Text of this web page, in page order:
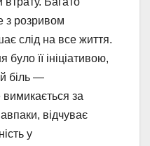
з розривом
слід на все життя.
її ініціативою,
біль —
вимикається за
відчуває
у